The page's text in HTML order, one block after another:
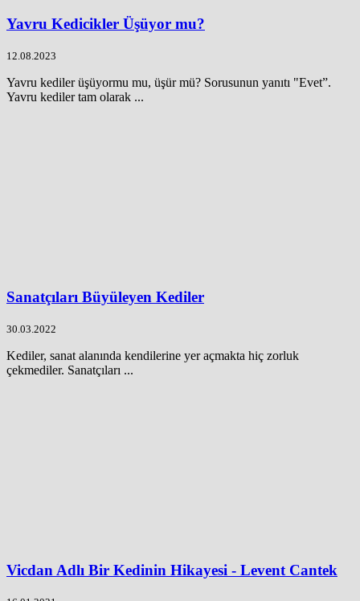
Yavru Kedicikler Üşüyor mu?
12.08.2023
Yavru kediler üşüyormu mu, üşür mü? Sorusunun yanıtı "Evet”.
Yavru kediler tam olarak ...
Sanatçıları Büyüleyen Kediler
30.03.2022
Kediler, sanat alanında kendilerine yer açmakta hiç zorluk
çekmediler. Sanatçıları ...
Vicdan Adlı Bir Kedinin Hikayesi - Levent Cantek